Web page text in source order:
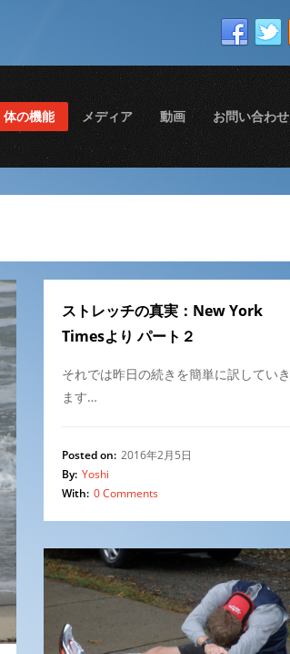
体の機能 メディア 動画 お問い合わせ
ストレッチの真実：New York
Timesより パート２
それでは昨日の続きを簡単に訳していき
ます…
Posted on: 2016年2月5日
By: Yoshi
With: 0 Comments